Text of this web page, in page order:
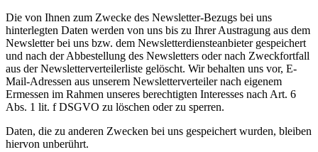
Die von Ihnen zum Zwecke des Newsletter-Bezugs bei uns
hinterlegten Daten werden von uns bis zu Ihrer Austragung aus dem
Newsletter bei uns bzw. dem Newsletterdiensteanbieter gespeichert
und nach der Abbestellung des Newsletters oder nach Zweckfortfall
aus der Newsletterverteilerliste gelöscht. Wir behalten uns vor, E-
Mail-Adressen aus unserem Newsletterverteiler nach eigenem
Ermessen im Rahmen unseres berechtigten Interesses nach Art. 6
Abs. 1 lit. f DSGVO zu löschen oder zu sperren.
Daten, die zu anderen Zwecken bei uns gespeichert wurden, bleiben
hiervon unberührt.